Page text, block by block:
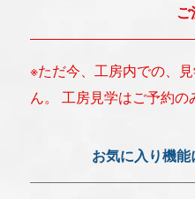
ご
※ただ今、工房内での、
ん。 工房見学はご予約の
お気に入り機